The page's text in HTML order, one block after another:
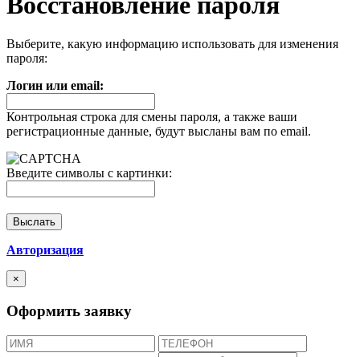
Выберите, какую информацию использовать для изменения
пароля:
Логин или email:
Контрольная строка для смены пароля, а также ваши
регистрационные данные, будут высланы вам по email.
Введите символы с картинки:
Авторизация
×
Оформить заявку